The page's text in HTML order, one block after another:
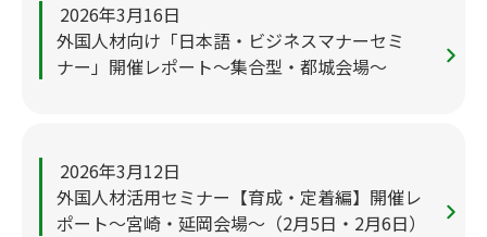
2026年3月16日
外国人材向け「日本語・ビジネスマナーセミ
ナー」開催レポート～集合型・都城会場～
2026年3月12日
外国人材活用セミナー【育成・定着編】開催レ
ポート～宮崎・延岡会場～（2月5日・2月6日）